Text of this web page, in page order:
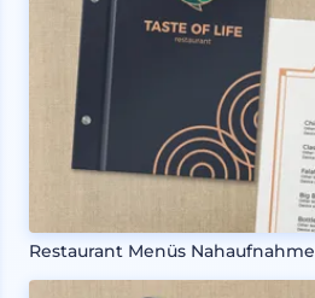
Restaurant Menüs Nahaufnahme